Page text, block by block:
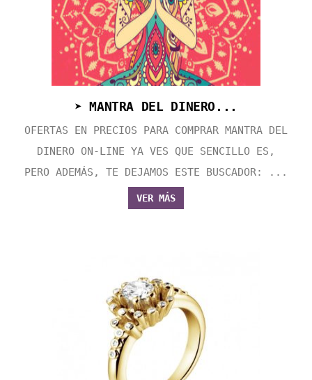
➤ MANTRA DEL DINERO...
OFERTAS EN PRECIOS PARA COMPRAR MANTRA DEL
DINERO ON-LINE YA VES QUE SENCILLO ES,
PERO ADEMÁS, TE DEJAMOS ESTE BUSCADOR: ...
VER MÁS